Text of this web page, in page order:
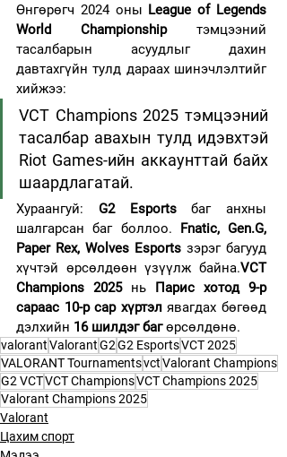
Өнгөрөгч 2024 оны League of Legends
World Championship тэмцээний
тасалбарын асуудлыг дахин
давтахгүйн тулд дараах шинэчлэлтийг
хийжээ:
VCT Champions 2025 тэмцээний
тасалбар авахын тулд идэвхтэй
Riot Games-ийн аккаунттай байх
шаардлагатай.
Хураангуй: G2 Esports баг анхны
шалгарсан баг боллоо. Fnatic, Gen.G,
Paper Rex, Wolves Esports зэрэг багууд
хүчтэй өрсөлдөөн үзүүлж байна.VCT
Champions 2025 нь Парис хотод 9-р
сараас 10-р сар хүртэл явагдах бөгөөд
дэлхийн 16 шилдэг баг өрсөлдөнө.
valorantValorantG2G2 EsportsVCT 2025
VALORANT TournamentsvctValorant Champions
G2 VCTVCT ChampionsVCT Champions 2025
Valorant Champions 2025
Valorant
Цахим спорт